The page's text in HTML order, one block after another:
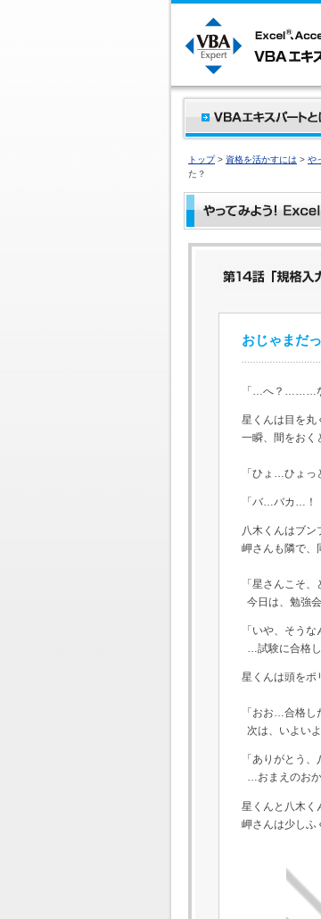
トップ> 資格を活かすには > や
た？
おじゃまだった
「…へ？………な
星くんは目を丸
一瞬、間をおく
「ひょ…ひょっ
「バ…バカ…！
八木くんはブン
岬さんも隣で、
「星さんこそ
今日は、勉強
「いや、そうな
…試験に合格
星くんは頭をポ
「おお…合格し
次は、いよい
「ありがとう、
…おまえのおか
星くんと八木く
岬さんは少しふ